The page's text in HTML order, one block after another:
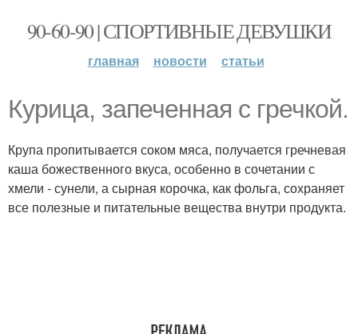
90-60-90 | СПОРТИВНЫЕ ДЕВУШКИ
главная новости статьи
Курица, запеченная с гречкой.
Крупа пропитывается соком мяса, получается гречневая
каша божественного вкуса, особенно в сочетании с
хмели - сунели, а сырная корочка, как фольга, сохраняет
все полезные и питательные вещества внутри продукта.